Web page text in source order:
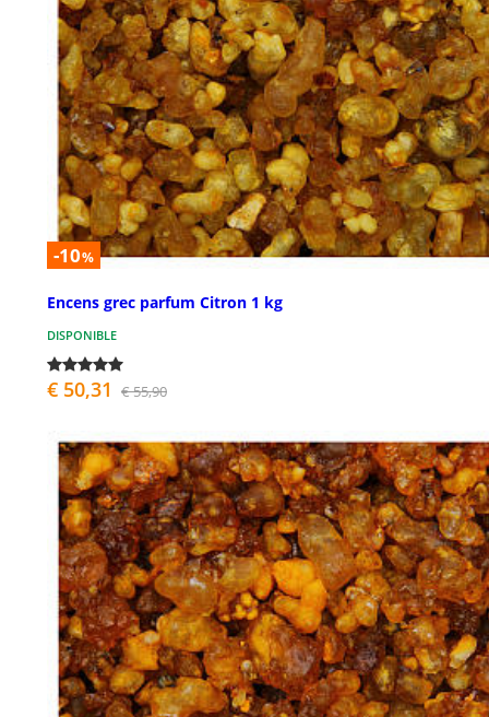
-10%
Encens grec parfum Citron 1 kg
DISPONIBLE
€ 50,31 € 55,90